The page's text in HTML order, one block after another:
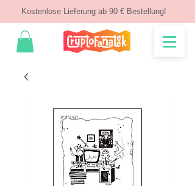
Kostenlose Lieferung ab 90 € Bestellung!